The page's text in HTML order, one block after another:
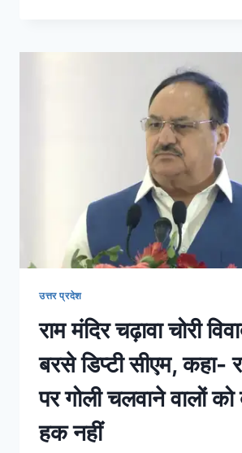
उत्तर प्रदेश
राम मंदिर चढ़ावा चोरी
बरसे डिप्टी सीएम, कहा-
पर गोली चलवाने वालों
हक नहीं